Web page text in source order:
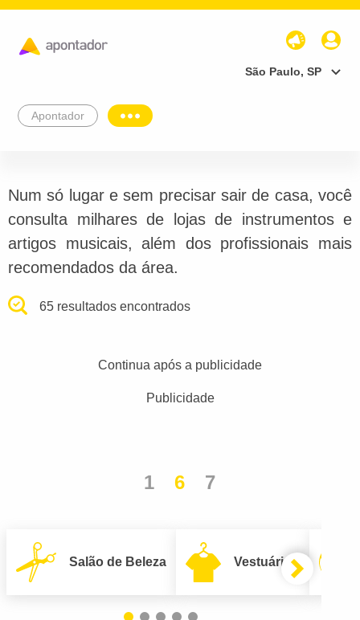
São Paulo, SP
Apontador
Num só lugar e sem precisar sair de casa, você
consulta milhares de lojas de instrumentos e
artigos musicais, além dos profissionais mais
recomendados da área.
65 resultados encontrados
Continua após a publicidade
Publicidade
1 6 7
Salão de Beleza Vestuário